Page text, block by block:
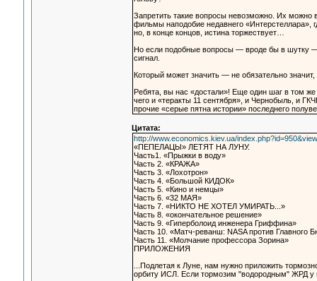
Запретить такие вопросы невозможно. Их
фильмы наподобие недавнего «Интерстеллара»,
но, в конце концов, истина торжествует…
Но если подобные вопросы — вроде бы в шутку
сигнал.
Который может значить — не обязательно
Ребята, вы нас «достали»! Еще один шаг в том
чего и «теракты 11 сентября», и Чернобыль, и
прочие «серые пятна истории» последнего
Цитата:
http://www.economics.kiev.ua/
«ПЕПЕЛАЦЫ» ЛЕТЯТ НА ЛУНУ.
Часть1. «Прыжки в воду»
Часть 2. «КРАЖА»
Часть 3. «Лохотрон»
Часть 4. «Большой КИДОК»
Часть 5. «Кино и немцы»
Часть 6. «32 МАЯ»
Часть 7. «НИКТО НЕ ХОТЕЛ УМИРАТЬ...»
Часть 8. «окончательное решение»
Часть 9. «Гиперболоид инженера Гриффина»
Часть 10. «Матч-реванш: NASA против Главного
Часть 11. «Молчание профессора Зорина»
ПРИЛОЖЕНИЯ
...Подлетая к Луне, нам нужно приложить
орбиту ИСЛ. Если тормозим "водородным" ЖРД у